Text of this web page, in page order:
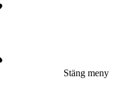
Stäng meny